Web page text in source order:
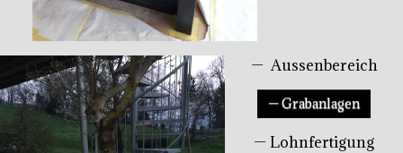
— Aussenbereich
— Grabanlagen
— Lohnfertigung